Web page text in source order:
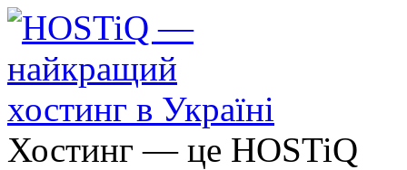
Хостинг — це HOSTiQ